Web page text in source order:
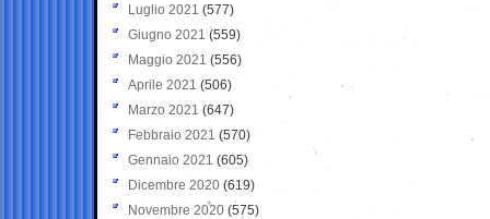
Luglio 2021 (577)
Giugno 2021(559)
Maggio 2021 (556)
Aprile 2021 (506)
Marzo 2021 (647)
Febbraio 2021 (570)
Gennaio 2021 (605)
Dicembre 2020 (619)
Novembre 2020 (575)